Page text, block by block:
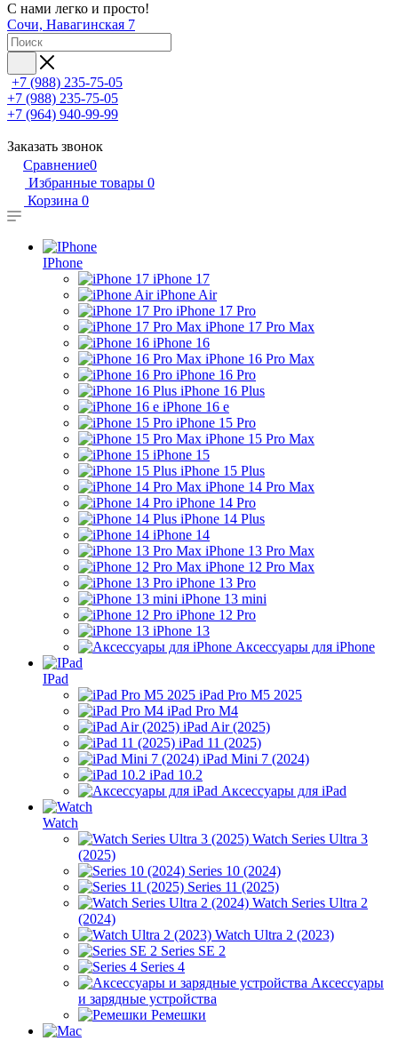
С нами легко и просто!
Сочи, Навагинская 7
+7 (988) 235-75-05
+7 (988) 235-75-05
+7 (964) 940-99-99
Заказать звонок
Сравнение0
Избранные товары 0
Корзина 0
IPhone
iPhone 17
iPhone Air
iPhone 17 Pro
iPhone 17 Pro Max
iPhone 16
iPhone 16 Pro Max
iPhone 16 Pro
iPhone 16 Plus
iPhone 16 e
iPhone 15 Pro
iPhone 15 Pro Max
iPhone 15
iPhone 15 Plus
iPhone 14 Pro Max
iPhone 14 Pro
iPhone 14 Plus
iPhone 14
iPhone 13 Pro Max
iPhone 12 Pro Max
iPhone 13 Pro
iPhone 13 mini
iPhone 12 Pro
iPhone 13
Аксессуары для iPhone
IPad
iPad Pro M5 2025
iPad Pro M4
iPad Air (2025)
iPad 11 (2025)
iPad Mini 7 (2024)
iPad 10.2
Аксессуары для iPad
Watch
Watch Series Ultra 3
(2025)
Series 10 (2024)
Series 11 (2025)
Watch Series Ultra 2
(2024)
Watch Ultra 2 (2023)
Series SE 2
Series 4
Аксессуары
и зарядные устройства
Ремешки